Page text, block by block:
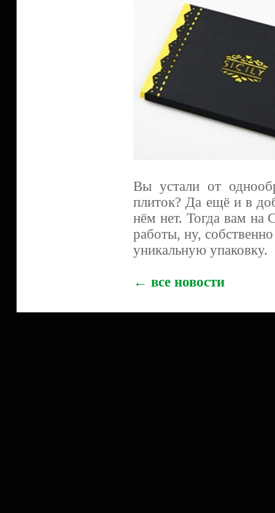
Вы устали от
плиток? Да ещё и в
нём нет. Тогда вам на
работы, ну,
уникальную упаковку.
← все новости